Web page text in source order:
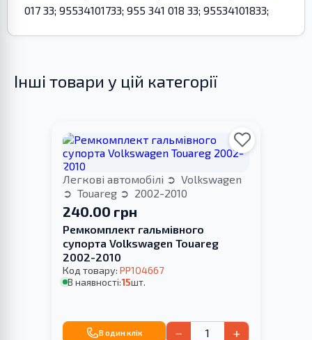
017 33; 95534101733; 955 341 018 33; 95534101833;
Інші товари у цій категорії
Легкові автомобілі
Volkswagen
Touareg
2002-2010
240.00 грн
Ремкомплект гальмівного
супорта Volkswagen Touareg
2002-2010
Код товару: PP104667
В наявності:15шт.
В один клік − +